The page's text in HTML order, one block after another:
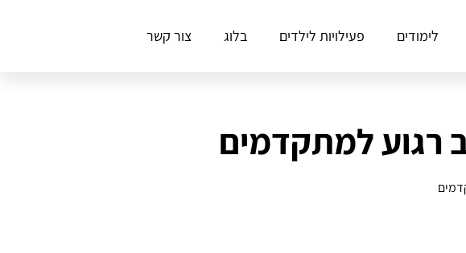
לימודים פעילויות לילדים בלוג צור קשר
רגוע למתקדמים